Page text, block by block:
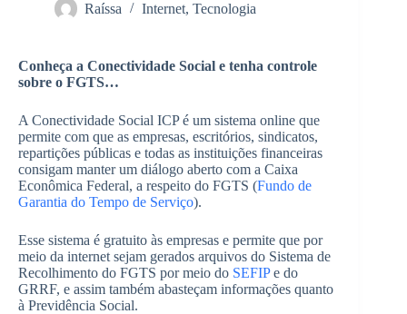
Raíssa Internet, Tecnologia
Conheça a Conectividade Social e tenha controle
sobre o FGTS…
A Conectividade Social ICP é um sistema online que
permite com que as empresas, escritórios, sindicatos,
repartições públicas e todas as instituições financeiras
consigam manter um diálogo aberto com a Caixa
Econômica Federal, a respeito do FGTS (Fundo de
Garantia do Tempo de Serviço).
Esse sistema é gratuito às empresas e permite que por
meio da internet sejam gerados arquivos do Sistema de
Recolhimento do FGTS por meio do SEFIPe do
GRRF, e assim também abasteçam informações quanto
à Previdência Social.